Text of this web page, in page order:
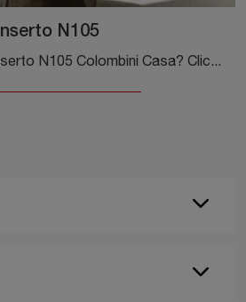
Inserto N105
Cerchi un armadio Inserto N105 Colombini Casa? Clicca subito! Gli armadi a muro con ante scorrevoli ti attendono.